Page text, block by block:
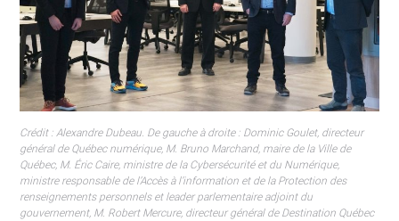
Crédit : Alexandre Dubeau. De gauche à droite : Dominic Goulet, directeur
général de Québec numérique, M. Bruno Marchand, maire de la Ville de
Québec, M. Éric Caire, ministre de la Cybersécurité et du Numérique,
ministre responsable de l’Accès à l’information et de la Protection des
renseignements personnels et leader parlementaire adjoint du
gouvernement, M. Robert Mercure, directeur général de Destination Québec